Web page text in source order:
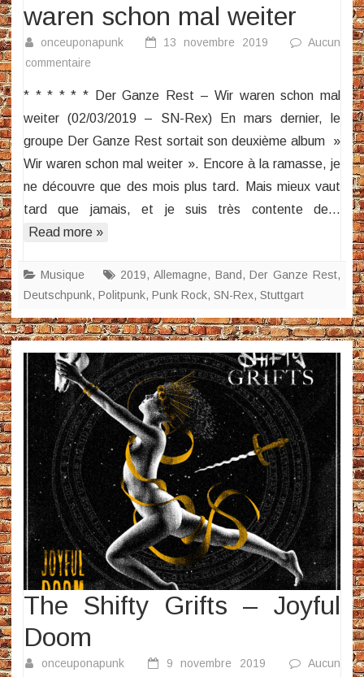
waren schon mal weiter
onceuponapunk 13 novembre 2019
Aucun
commentaire
Ganze
Rest
–
Wir
waren
schon
* * * * * * Der Ganze Rest – Wir waren schon mal
weiter (02/03/2019 – SN-Rex) En mars dernier, le
groupe Der Ganze Rest sortait son deuxième album »
Wir waren schon mal weiter ». Encore à la ramasse, je
ne découvre que des mois plus tard. Mais mieux vaut
tard que jamais, et je suis très contente de…
Read more »
Musique 2019, Allemagne, Band,Der Ganze Rest,
Deutschpunk, Politpunk, Punk Rock, SN-Rex, Stuttgart
The Shifty Grifts – Joyful
Doom
onceuponapunk 9 novembre 2019
Aucun